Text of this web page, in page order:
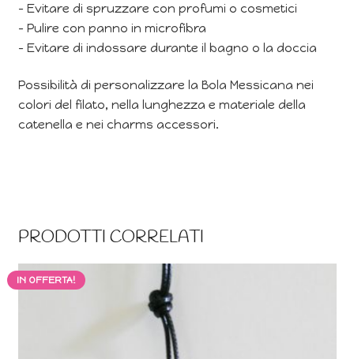
– Evitare di spruzzare con profumi o cosmetici
– Pulire con panno in microfibra
– Evitare di indossare durante il bagno o la doccia
Possibilità di personalizzare la Bola Messicana nei
colori del filato, nella lunghezza e materiale della
catenella e nei charms accessori.
PRODOTTI CORRELATI
IN OFFERTA!